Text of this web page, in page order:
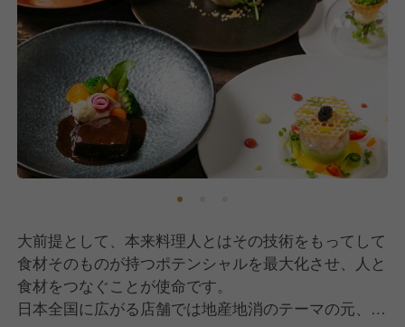
大前提として、本来料理人とはその技術をもってして
食材そのものが持つポテンシャルを最大化させ、人と
食材をつなぐことが使命です。
日本全国に広がる店舗では地産地消のテーマの元、食